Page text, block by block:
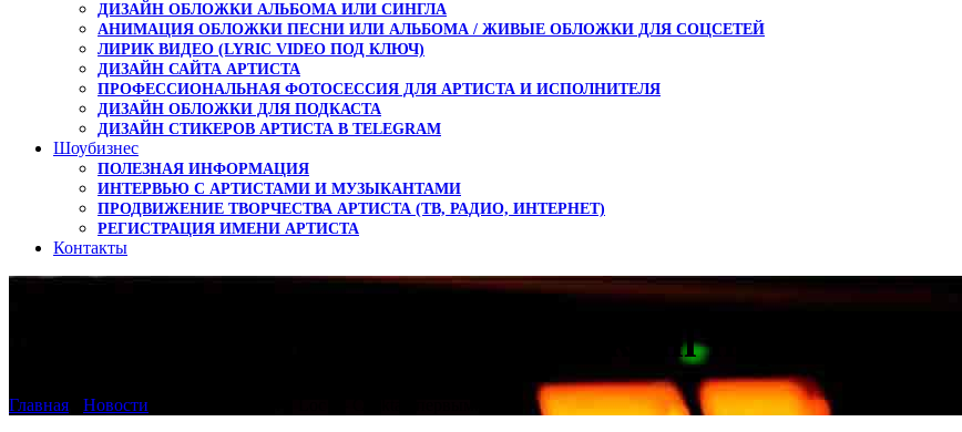
ДИЗАЙН ОБЛОЖКИ АЛЬБОМА ИЛИ СИНГЛА
АНИМАЦИЯ ОБЛОЖКИ ПЕСНИ ИЛИ АЛЬБОМА / ЖИВЫЕ ОБЛОЖКИ ДЛЯ СОЦСЕТЕЙ
ЛИРИК ВИДЕО (LYRIC VIDEO ПОД КЛЮЧ)
ДИЗАЙН САЙТА АРТИСТА
ПРОФЕССИОНАЛЬНАЯ ФОТОСЕССИЯ ДЛЯ АРТИСТА И ИСПОЛНИТЕЛЯ
ДИЗАЙН ОБЛОЖКИ ДЛЯ ПОДКАСТА
ДИЗАЙН СТИКЕРОВ АРТИСТА В TELEGRAM
Шоубизнес
ПОЛЕЗНАЯ ИНФОРМАЦИЯ
ИНТЕРВЬЮ С АРТИСТАМИ И МУЗЫКАНТАМИ
ПРОДВИЖЕНИЕ ТВОРЧЕСТВА АРТИСТА (ТВ, РАДИО, ИНТЕРНЕТ)
РЕГИСТРАЦИЯ ИМЕНИ АРТИСТА
Контакты
Послушайте T.A. Loc — Cocktail первыми
Главная Новости